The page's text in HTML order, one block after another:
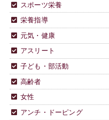
スポーツ栄養
栄養指導
元気・健康
アスリート
子ども・部活動
高齢者
女性
アンチ・ドーピング